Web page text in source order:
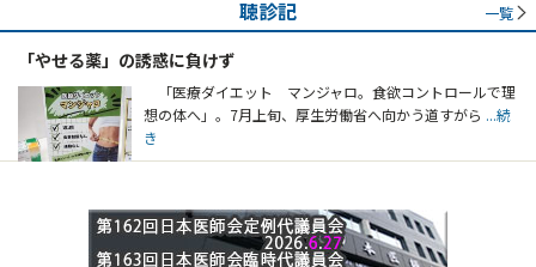
聴診記 一覧
「やせる薬」の誘惑に負けず
「医療ダイエット マンジャロ。食欲コントロールで理
想の体へ」。7月上旬、厚生労働省へ向かう道すがら ...続
き